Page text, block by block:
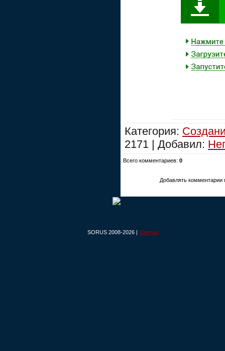
Категория:
2171 | Добавил:
Всего комментариев: 0
Добавлять комментарии
SORUS 2008-2026 | Sitemap